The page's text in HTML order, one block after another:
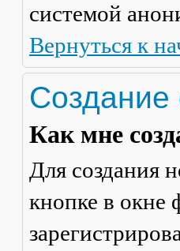
системой
Вернуться к
Как мне
Для создания
кнопке в окне